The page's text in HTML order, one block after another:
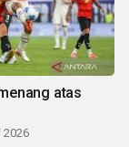
atas
2026